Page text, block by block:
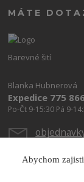
MÁTE
Barevné šití
Blanka Hubnerová
Expedice 775
Po-Čt 9-15:30 Pá 9-
Abychom